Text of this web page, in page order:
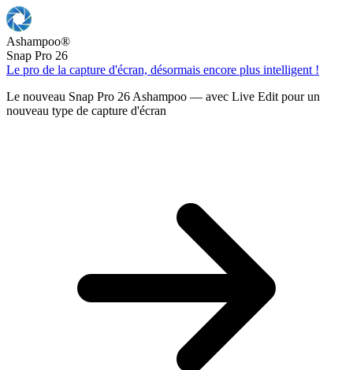
Ashampoo®
Snap Pro 26
Le pro de la capture d'écran, désormais encore plus intelligent !
Le nouveau Snap Pro 26 Ashampoo — avec Live Edit pour un
nouveau type de capture d'écran